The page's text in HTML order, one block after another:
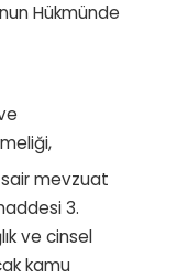
Hükmünde
sair mevzuat
3.
ve cinsel
kamu